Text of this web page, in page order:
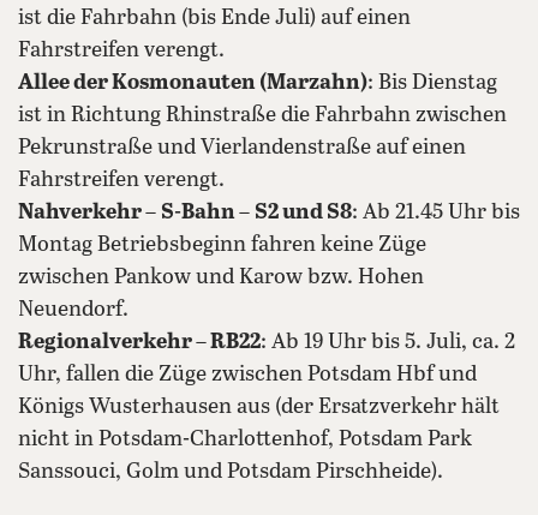
ist die Fahrbahn (bis Ende Juli) auf einen
Fahrstreifen verengt.
Allee der Kosmonauten (Marzahn): Bis Dienstag
ist in Richtung Rhinstraße die Fahrbahn zwischen
Pekrunstraße und Vierlandenstraße auf einen
Fahrstreifen verengt.
Nahverkehr– S-Bahn– S2 und S8: Ab 21.45 Uhr bis
Montag Betriebsbeginn fahren keine Züge
zwischen Pankow und Karow bzw. Hohen
Neuendorf.
Regionalverkehr–RB22: Ab 19 Uhr bis 5. Juli, ca. 2
Uhr, fallen die Züge zwischen Potsdam Hbf und
Königs Wusterhausen aus (der Ersatzverkehr hält
nicht in Potsdam-Charlottenhof, Potsdam Park
Sanssouci, Golm und Potsdam Pirschheide).